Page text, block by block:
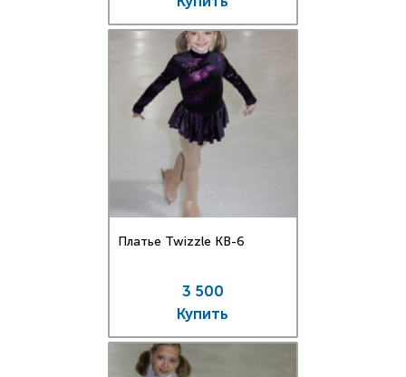
Платье Twizzle КВ-6
3 500
Купить